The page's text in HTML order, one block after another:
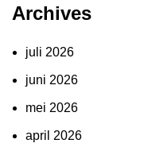
Archives
juli 2026
juni 2026
mei 2026
april 2026